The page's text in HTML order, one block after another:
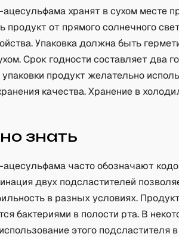
хранят в сухом месте
от прямого солнечного
Упаковка должна быть
Срок годности составляет два
продукт желательно
качества. Хранение в
знать
часто обозначают
двух подсластителей
в разных условиях.
бактериями в полости рта. В
этого подсластителя